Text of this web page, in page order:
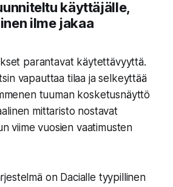
käyttäjälle,
ilme jakaa
parantavat käytettävyyttä.
vapauttaa tilaa ja selkeyttää
tuuman kosketusnäyttö
mittaristo nostavat
viime vuosien vaatimusten
on Dacialle tyypillinen